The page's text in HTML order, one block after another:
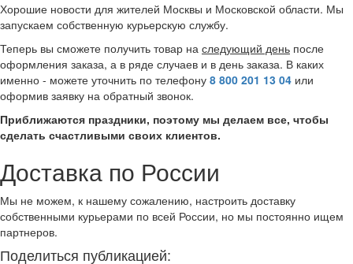
Хорошие новости для жителей Москвы и Московской области. Мы
запускаем собственную курьерскую службу.
Теперь вы сможете получить товар на следующий день после
оформления заказа, а в ряде случаев и в день заказа. В каких
именно - можете уточнить по телефону 8 800 201 13 04 или
оформив заявку на обратный звонок.
Приближаются праздники, поэтому мы делаем все, чтобы
сделать счастливыми своих клиентов.
Доставка по России
Мы не можем, к нашему сожалению, настроить доставку
собственными курьерами по всей России, но мы постоянно ищем
партнеров.
Поделиться публикацией: